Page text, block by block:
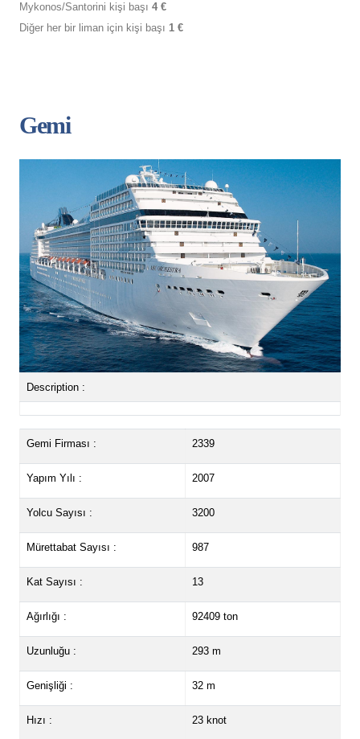
Mykonos/Santorini kişi başı 4 €
Diğer her bir liman için kişi başı 1 €
Gemi
Description :
Gemi Firması : 2339
Yapım Yılı : 2007
Yolcu Sayısı : 3200
Mürettabat Sayısı : 987
Kat Sayısı : 13
Ağırlığı : 92409 ton
Uzunluğu : 293 m
Genişliği : 32 m
Hızı : 23 knot